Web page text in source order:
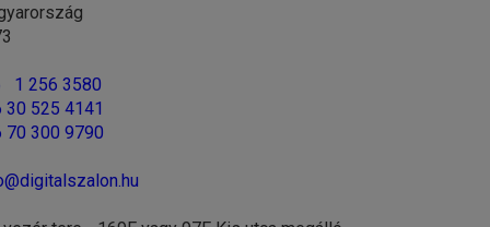
1 256 3580
30 525 4141
70 300 9790